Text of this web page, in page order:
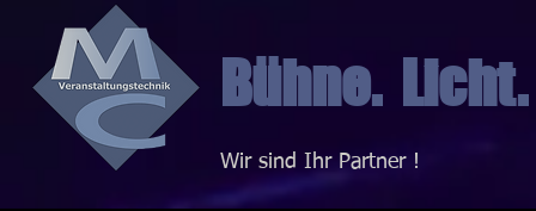
Bühne.
Wir sind Ihr Partner !